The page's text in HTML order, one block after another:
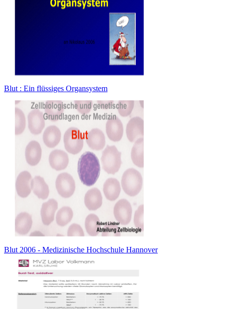
Blut : Ein flüssiges Organsystem
Blut 2006 - Medizinische Hochschule Hannover